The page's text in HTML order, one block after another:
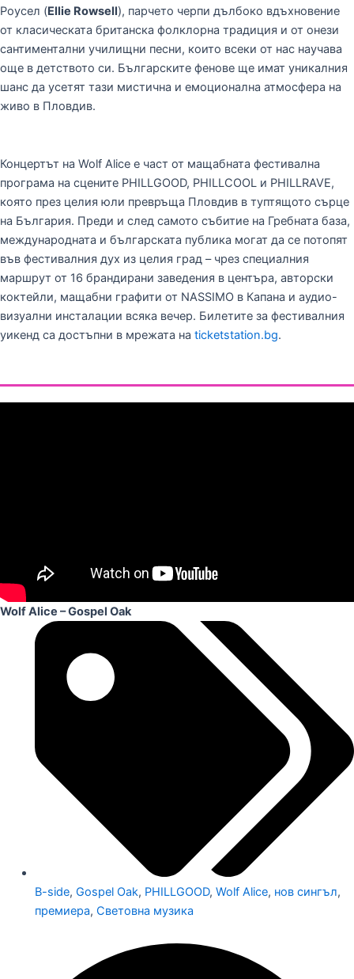
Роусел (Ellie Rowsell), парчето черпи дълбоко вдъхновение
от класическата британска фолклорна традиция и от онези
сантиментални училищни песни, които всеки от нас научава
още в детството си. Българските фенове ще имат уникалния
шанс да усетят тази мистична и емоционална атмосфера на
живо в Пловдив.
Концертът на Wolf Alice е част от мащабната фестивална
програма на сцените PHILLGOOD, PHILLCOOL и PHILLRAVE,
която през целия юли превръща Пловдив в туптящото сърце
на България. Преди и след самото събитие на Гребната база,
международната и българската публика могат да се потопят
във фестивалния дух из целия град – чрез специалния
маршрут от 16 брандирани заведения в центъра, авторски
коктейли, мащабни графити от NASSIMO в Капана и аудио-
визуални инсталации всяка вечер. Билетите за фестивалния
уикенд са достъпни в мрежата на ticketstation.bg.
Wolf Alice – Gospel Oak
B-side, Gospel Oak, PHILLGOOD, Wolf Alice, нов сингъл,
премиера, Световна музика